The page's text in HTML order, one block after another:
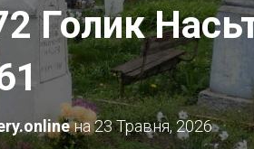
Голик
на23 Травня, 2026